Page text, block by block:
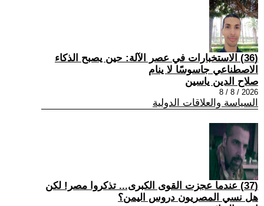
(36) الاستخبارات في عصر الآلة: حين يصبح الذكاء
الاصطناعي جاسوسًا لا ينام
صلاح الدين ياسين
2026 / 8 / 8
السياسة والعلاقات الدولية
(37) عندما عجزت القوى الكبرى... تذكروا مصر! لكن
هل نسي المصريون دروس اليمن؟